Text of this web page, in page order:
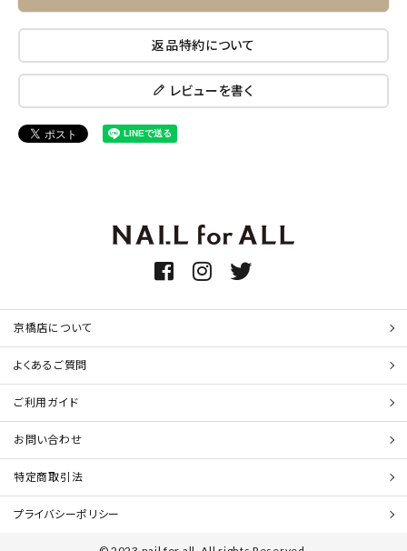
返品特約について
レビューを書く
京橋店について
よくあるご質問
ご利用ガイド
お問い合わせ
特定商取引法
プライバシーポリシー